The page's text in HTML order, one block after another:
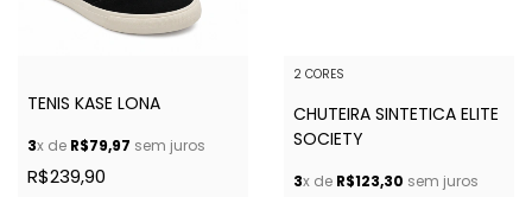
TENIS KASE LONA
3x de R$79,97 sem juros
R$239,90
2 CORES
CHUTEIRA SINTETICA ELITE
SOCIETY
3x de R$123,30 sem juros